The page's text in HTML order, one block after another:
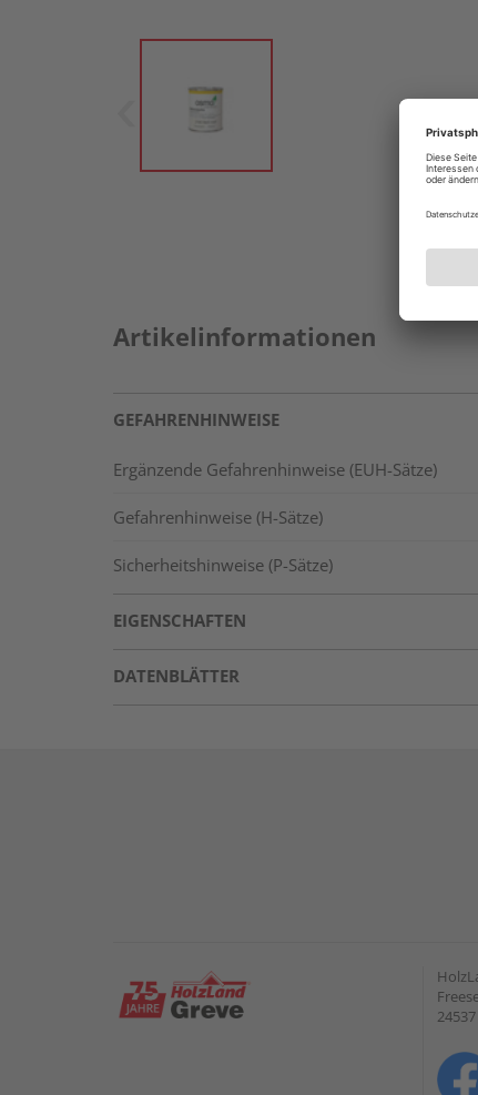
Artikelinformationen
GEFAHRENHINWEISE
Ergänzende Gefahrenhinweise (EUH-Sätze)
Gefahrenhinweise (H-Sätze)
Sicherheitshinweise (P-Sätze)
EIGENSCHAFTEN
DATENBLÄTTER